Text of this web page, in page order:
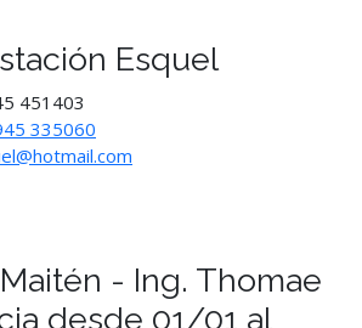
Esquel
451403
335060
- Ing. Thomae
desde 01/01 al